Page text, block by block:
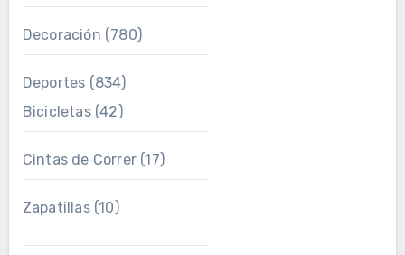
Decoración (780)
Deportes (834)
Bicicletas(42)
Cintas de Correr(17)
Zapatillas(10)